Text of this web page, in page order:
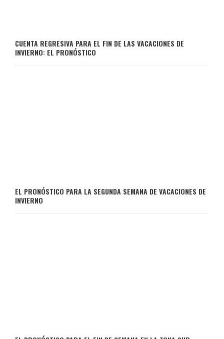
CUENTA REGRESIVA PARA EL FIN DE LAS VACACIONES DE
INVIERNO: EL PRONÓSTICO
EL PRONÓSTICO PARA LA SEGUNDA SEMANA DE VACACIONES DE
INVIERNO